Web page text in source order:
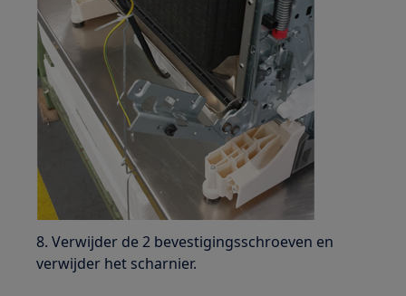
8. Verwijder de 2 bevestigingsschroeven en
verwijder het scharnier.